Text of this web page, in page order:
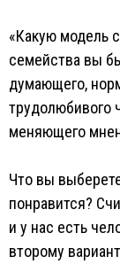
«Какую модель
семейства вы
думающего,
трудолюбивого
меняющего
Что вы
понравится?
и у нас есть
второму